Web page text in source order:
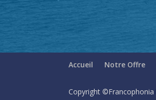
Accueil Notre Offre
Copyright ©Francophonia